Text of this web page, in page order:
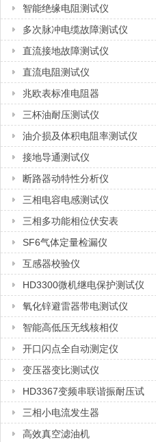
智能绝缘电阻测试仪
多次脉冲电缆故障测试仪
直流接地故障测试仪
直流电阻测试仪
兆欧表标准电阻器
三杯油耐压测试仪
油介损及体积电阻率测试仪
接地导通测试仪
断路器动特性分析仪
三相电容电感测试仪
三相多功能相位伏安表
SF6气体定量检漏仪
互感器校验仪
HD3300微机继电保护测试仪
氧化锌避雷器带电测试仪
智能高低压无线核相仪
开口闪点全自动测定仪
变压器变比测试仪
HD3367变频串联谐振耐压试
验装置
三相小电流发生器
高效真空滤油机